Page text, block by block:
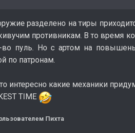
разделено на тиры
противникам. В то время
во пуль. Но с артом на
по патронам.
интересно какие механики
TIME
Пихта